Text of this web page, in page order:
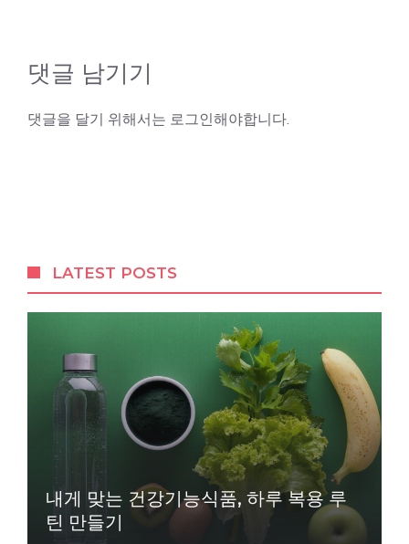
댓글 남기기
댓글을 달기 위해서는 로그인해야합니다.
LATEST POSTS
내게 맞는 건강기능식품, 하루 복용 루
틴 만들기